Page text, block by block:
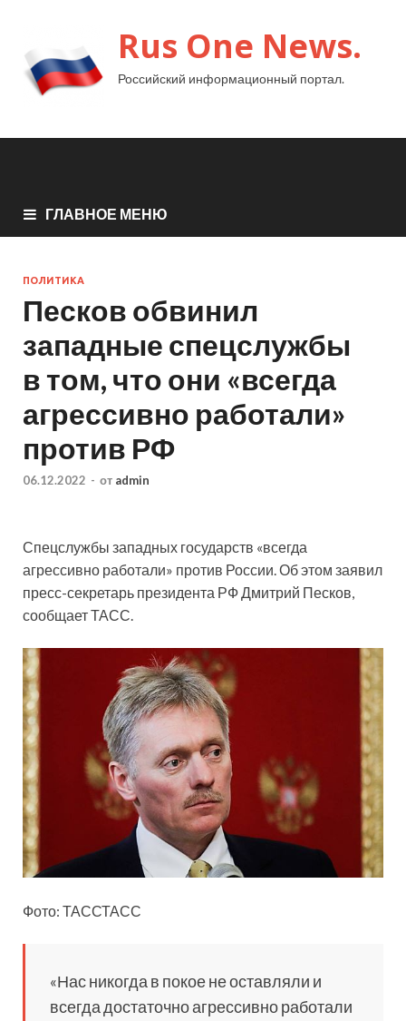
Rus One News.
Российский информационный портал.
ГЛАВНОЕ МЕНЮ
ПОЛИТИКА
Песков обвинил
западные спецслужбы
в том, что они «всегда
агрессивно работали»
против РФ
06.12.2022 - от admin
Спецслужбы западных государств «всегда
агрессивно работали» против России. Об этом заявил
пресс-секретарь президента РФ Дмитрий Песков,
сообщает ТАСС.
Фото: ТАССТАСС
«Нас никогда в покое не оставляли и
всегда достаточно агрессивно работали